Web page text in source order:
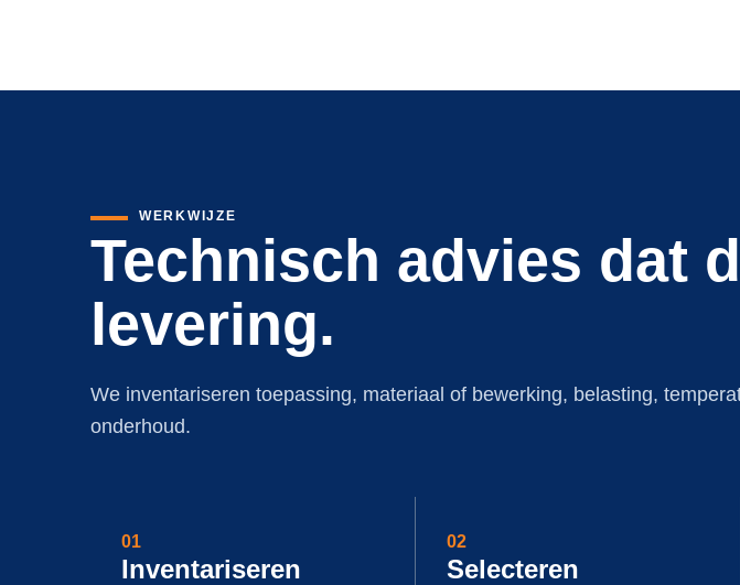
WERKWIJZE
Technisch advies dat
levering.
We inventariseren toepassing, materiaal of bewerking, belasting,
onderhoud.
01
Inventariseren
02
Selecteren